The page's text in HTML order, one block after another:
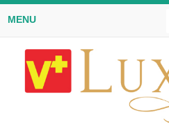
MENU